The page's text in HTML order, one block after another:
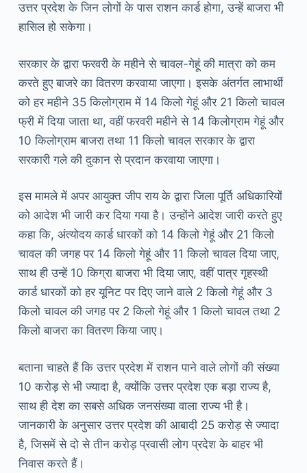
उत्तर प्रदेश के जिन लोगों के पास राशन कार्ड होगा, उन्हें बाजरा भी
हासिल हो सकेगा।
सरकार के द्वारा फरवरी के महीने से चावल-गेहूं की मात्रा को कम
करते हुए बाजरे का वितरण करवाया जाएगा। इसके अंतर्गत लाभार्थी
को हर महीने 35 किलोग्राम में 14 किलो गेहूं और 21 किलो चावल
फ्री में दिया जाता था, वहीं फरवरी महीने से 14 किलोग्राम गेहूं और
10 किलोग्राम बाजरा तथा 11 किलो चावल सरकार के द्वारा
सरकारी गले की दुकान से प्रदान करवाया जाएगा।
इस मामले में अपर आयुक्त जीप राय के द्वारा जिला पूर्ति अधिकारियों
को आदेश भी जारी कर दिया गया है। उन्होंने आदेश जारी करते हुए
कहा कि, अंत्योदय कार्ड धारकों को 14 किलो गेहूं और 21 किलो
चावल की जगह पर 14 किलो गेहूं और 11 किलो चावल दिया जाए,
साथ ही उन्हें 10 किग्रा बाजरा भी दिया जाए, वहीं पात्र गृहस्थी
कार्ड धारकों को हर यूनिट पर दिए जाने वाले 2 किलो गेहूं और 3
किलो चावल की जगह पर 2 किलो गेहूं और 1 किलो चावल तथा 2
किलो बाजरा का वितरण किया जाए।
बताना चाहते हैं कि उत्तर प्रदेश में राशन पाने वाले लोगों की संख्या
10 करोड़ से भी ज्यादा है, क्योंकि उत्तर प्रदेश एक बड़ा राज्य है,
साथ ही देश का सबसे अधिक जनसंख्या वाला राज्य भी है।
जानकारी के अनुसार उत्तर प्रदेश की आबादी 25 करोड़ से ज्यादा
है, जिसमें से दो से तीन करोड़ प्रवासी लोग प्रदेश के बाहर भी
निवास करते हैं।